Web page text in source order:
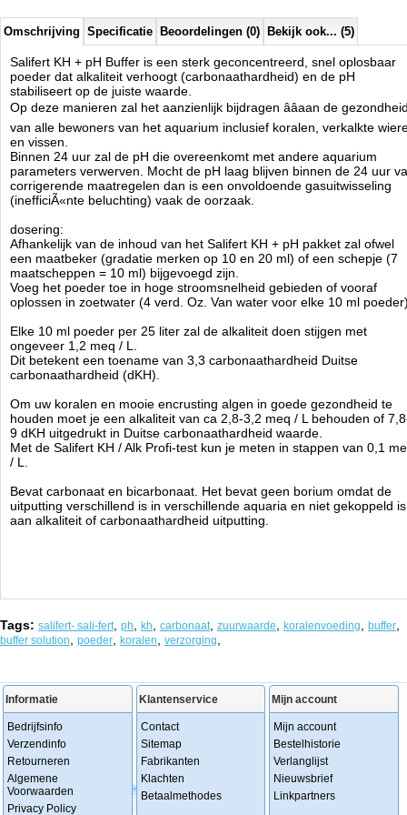
Model:SA-3055
Product ID:8714079140377
7.95 2026-08-14 Pre-
OrderNew
Omschrijving Specificatie Beoordelingen (0) Bekijk ook... (5)
Salifert KH + pH Buffer is een sterk geconcentreerd, snel oplosbaar
poeder dat alkaliteit verhoogt (carbonaathardheid) en de pH
stabiliseert op de juiste waarde.
Op deze manieren zal het aanzienlijk bijdragen ââaan de
van alle bewoners van het aquarium inclusief koralen, verkalkte
en vissen.
Binnen 24 uur zal de pH die overeenkomt met andere aquarium
parameters verwerven. Mocht de pH laag blijven binnen de 24 uur
corrigerende maatregelen dan is een onvoldoende gasuitwisseling
(inefficiÃ«nte beluchting) vaak de oorzaak.
dosering:
Afhankelijk van de inhoud van het Salifert KH + pH pakket zal ofwel
een maatbeker (gradatie merken op 10 en 20 ml) of een schepje (7
maatscheppen = 10 ml) bijgevoegd zijn.
Voeg het poeder toe in hoge stroomsnelheid gebieden of vooraf
oplossen in zoetwater (4 verd. Oz. Van water voor elke 10 ml
Elke 10 ml poeder per 25 liter zal de alkaliteit doen stijgen met
ongeveer 1,2 meq / L.
Dit betekent een toename van 3,3 carbonaathardheid Duitse
carbonaathardheid (dKH).
Om uw koralen en mooie encrusting algen in goede gezondheid te
houden moet je een alkaliteit van ca 2,8-3,2 meq / L behouden of
9 dKH uitgedrukt in Duitse carbonaathardheid waarde.
Met de Salifert KH / Alk Profi-test kun je meten in stappen van 0,1
/ L.
Bevat carbonaat en bicarbonaat. Het bevat geen borium omdat de
uitputting verschillend is in verschillende aquaria en niet gekoppeld is
aan alkaliteit of carbonaathardheid uitputting.
Tags: salifert- sali-fert ph kh carbonaat zuurwaarde koralenvoeding buffer
buffer solution poeder koralen verzorging
Informatie
Bedrijfsinfo
Verzendinfo
Retourneren
Algemene
Voorwaarden
Privacy Policy
Klantenservice
Contact
Sitemap
Fabrikanten
Klachten
Betaalmethodes
Mijn account
Mijn account
Bestelhistorie
Verlanglijst
Nieuwsbrief
Linkpartners